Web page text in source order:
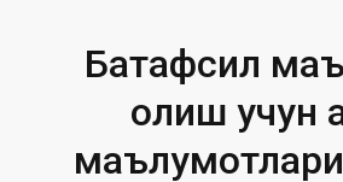
Батафсил
олиш учун